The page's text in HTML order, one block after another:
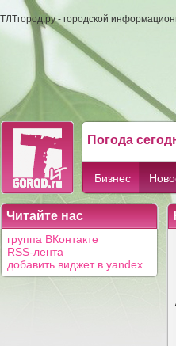
ТЛТгород.ру - городской
Погода
Бизнес
Читайте нас
группа ВКонтакте
RSS-лента
добавить виджет в yandex